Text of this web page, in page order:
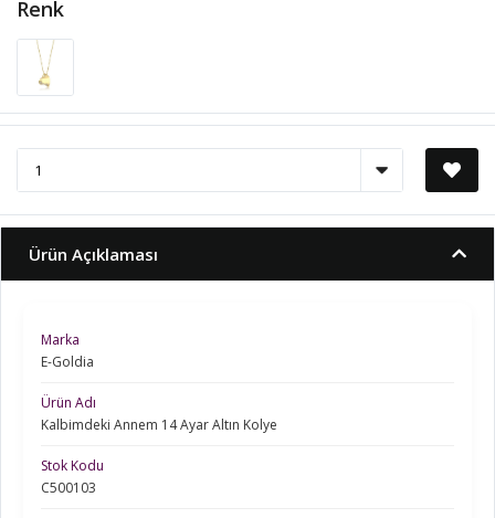
Renk
Ürün Açıklaması
Marka
E-Goldia
Ürün Adı
Kalbimdeki Annem 14 Ayar Altın Kolye
Stok Kodu
C500103